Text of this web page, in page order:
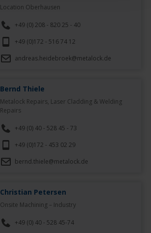
Location Oberhausen
+49 (0) 208 - 820 25 - 40
+49 (0)172 - 516 74 12
andreas.heidebroek@metalock.de
Bernd Thiele
Metalock Repairs, Laser Cladding & Welding
Repairs
+49 (0) 40 - 528 45 - 73
+49 (0)172 - 453 02 29
bernd.thiele@metalock.de
Christian Petersen
Onsite Machining – Industry
+49 (0) 40 - 528 45-74